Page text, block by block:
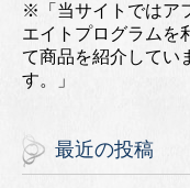
※「当サイトではア
エイトプログラムを
て商品を紹介してい
す。」
最近の投稿